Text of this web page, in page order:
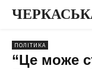
ПОЛІТИКА
“Це може